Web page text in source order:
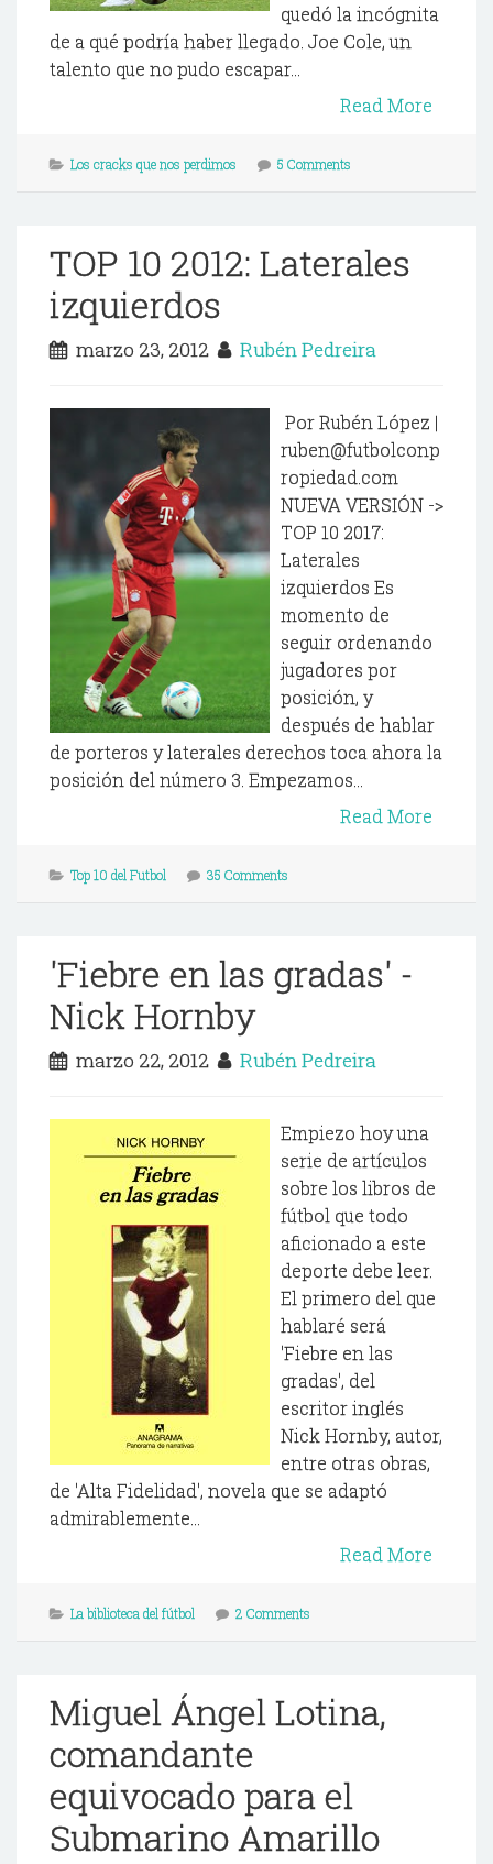
quedó la incógnita
de a qué podría haber llegado. Joe Cole, un
talento que no pudo escapar...
Read More
Los cracks que nos perdimos 5 Comments
TOP 10 2012: Laterales
izquierdos
marzo 23, 2012 Rubén Pedreira
Por Rubén López |
ruben@futbolconp
ropiedad.com
NUEVA VERSIÓN ->
TOP 10 2017:
Laterales
izquierdos Es
momento de
seguir ordenando
jugadores por
posición, y
después de hablar
de porteros y laterales derechos toca ahora la
posición del número 3. Empezamos...
Read More
Top 10 del Futbol 35 Comments
'Fiebre en las gradas' -
Nick Hornby
marzo 22, 2012 Rubén Pedreira
Empiezo hoy una
serie de artículos
sobre los libros de
fútbol que todo
aficionado a este
deporte debe leer.
El primero del que
hablaré será
'Fiebre en las
gradas', del
escritor inglés
Nick Hornby, autor,
entre otras obras,
de 'Alta Fidelidad', novela que se adaptó
admirablemente...
Read More
La biblioteca del fútbol 2 Comments
Miguel Ángel Lotina,
comandante
equivocado para el
Submarino Amarillo